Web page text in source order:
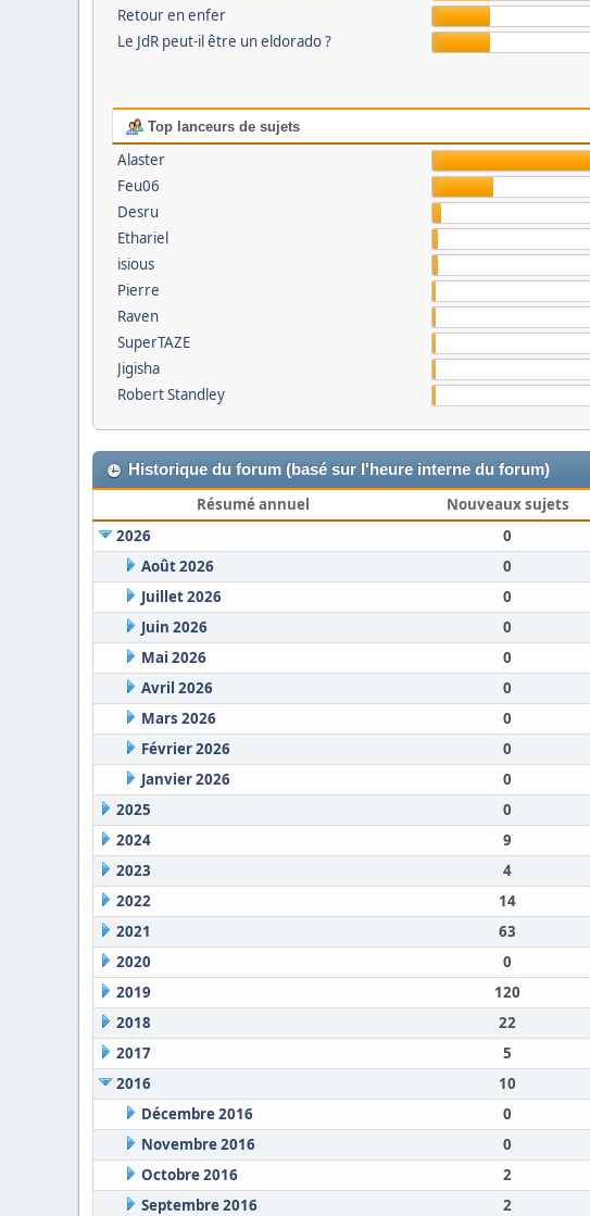
Retour en enfer
Le JdR peut-il être un eldorado ?
Top lanceurs de sujets
Alaster
Feu06
Desru
Ethariel
isious
Pierre
Raven
SuperTAZE
Jigisha
Robert Standley
Historique du forum (basé sur l'heure interne du forum)
Résumé annuel Nouveaux sujets
2026
0
Août 2026
0
Juillet 2026
0
Juin 2026
0
Mai 2026
0
Avril 2026
0
Mars 2026
0
Février 2026
0
Janvier 2026
0
2025
0
2024
9
2023
4
2022
14
2021
63
2020
0
2019
120
2018
22
2017
5
2016
10
Décembre 2016
0
Novembre 2016
0
Octobre 2016
2
Septembre 2016
2